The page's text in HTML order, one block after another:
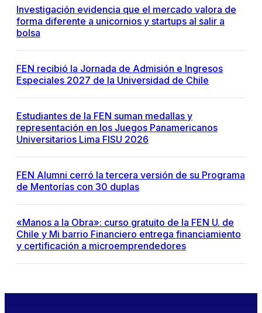
Investigación evidencia que el mercado valora de
forma diferente a unicornios y startups al salir a
bolsa
FEN recibió la Jornada de Admisión e Ingresos
Especiales 2027 de la Universidad de Chile
Estudiantes de la FEN suman medallas y
representación en los Juegos Panamericanos
Universitarios Lima FISU 2026
FEN Alumni cerró la tercera versión de su Programa
de Mentorías con 30 duplas
«Manos a la Obra»: curso gratuito de la FEN U. de
Chile y Mi barrio Financiero entrega financiamiento
y certificación a microemprendedores